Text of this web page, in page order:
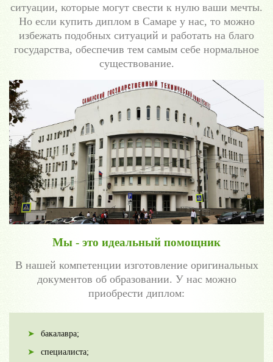
ситуации, которые могут свести к нулю ваши мечты.
Но если купить диплом в Самаре у нас, то можно
избежать подобных ситуаций и работать на благо
государства, обеспечив тем самым себе нормальное
существование.
Мы - это идеальный помощник
В нашей компетенции изготовление оригинальных
документов об образовании. У нас можно
приобрести диплом:
бакалавра;
специалиста;